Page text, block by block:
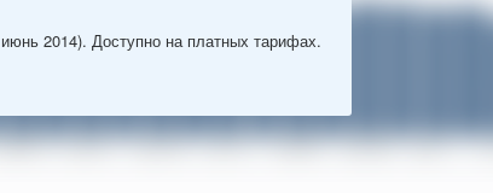
2014). Доступно на платных тарифах.